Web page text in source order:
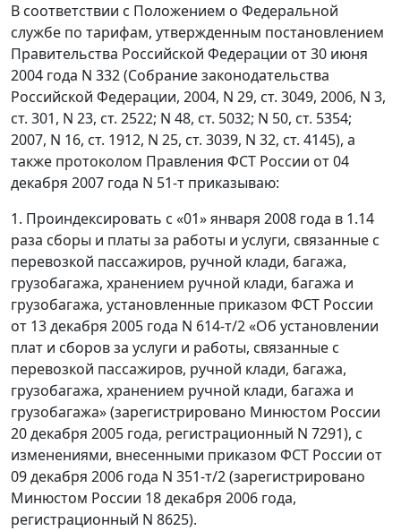
В соответствии с Положением о Федеральной
службе по тарифам, утвержденным постановлением
Правительства Российской Федерации от 30 июня
2004 года N 332 (Собрание законодательства
Российской Федерации, 2004, N 29, ст. 3049, 2006, N 3,
ст. 301, N 23, ст. 2522; N 48, ст. 5032; N 50, ст. 5354;
2007, N 16, ст. 1912, N 25, ст. 3039, N 32, ст. 4145), а
также протоколом Правления ФСТ России от 04
декабря 2007 года N 51-т приказываю:
1. Проиндексировать с «01» января 2008 года в 1.14
раза сборы и платы за работы и услуги, связанные с
перевозкой пассажиров, ручной клади, багажа,
грузобагажа, хранением ручной клади, багажа и
грузобагажа, установленные приказом ФСТ России
от 13 декабря 2005 года N 614-т/2 «Об установлении
плат и сборов за услуги и работы, связанные с
перевозкой пассажиров, ручной клади, багажа,
грузобагажа, хранением ручной клади, багажа и
грузобагажа» (зарегистрировано Минюстом России
20 декабря 2005 года, регистрационный N 7291), с
изменениями, внесенными приказом ФСТ России от
09 декабря 2006 года N 351-т/2 (зарегистрировано
Минюстом России 18 декабря 2006 года,
регистрационный N 8625).